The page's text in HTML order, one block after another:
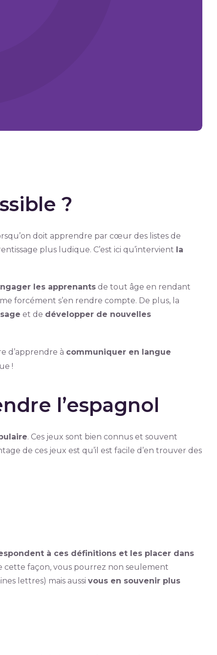
?
doit apprendre par cœur des listes de
plus ludique. C’est ici qu’intervient la
les apprenantsde tout âge en rendant
forcément s’en rendre compte. De plus, la
et de développer de nouvelles
d’apprendre à communiquer en langue
!
l’espagnol
. Ces jeux sont bien connus et souvent
de ces jeux est qu’il est facile d’en trouver des
à ces définitions et les placer dans
cette façon, vous pourrez non seulement
lettres) mais aussi vous en souvenir plus